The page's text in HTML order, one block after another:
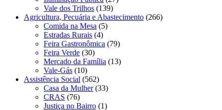
Vale dos Trilhos (139)
Agricultura, Pecuária e Abastecimento (266)
Comida na Mesa (5)
Estradas Rurais (4)
Feira Gastronômica (79)
Feira Verde (30)
Mercado da Família (13)
Vale-Gás (10)
Assistência Social (562)
Casa da Mulher(33)
CRAS (76)
Justiça no Bairro (1)